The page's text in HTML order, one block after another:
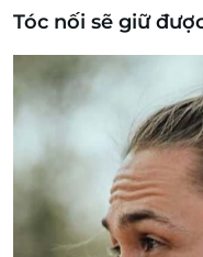
Tóc nối sẽ giữ